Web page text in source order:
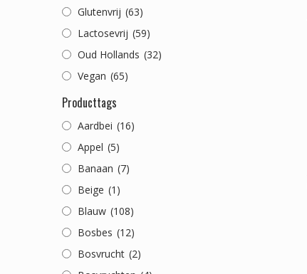
Glutenvrij (63)
Lactosevrij (59)
Oud Hollands (32)
Vegan (65)
Producttags
Aardbei (16)
Appel (5)
Banaan (7)
Beige (1)
Blauw (108)
Bosbes (12)
Bosvrucht (2)